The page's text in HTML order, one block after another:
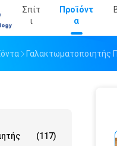
Σπίτ
Ι
Προϊόντ
Α
Γαλακτωματοποιητής
(117)